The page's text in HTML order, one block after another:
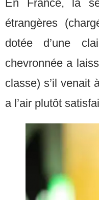
En France, la
étrangères
dotée d’une
chevronnée a
classe) s’il venait
a l’air plutôt